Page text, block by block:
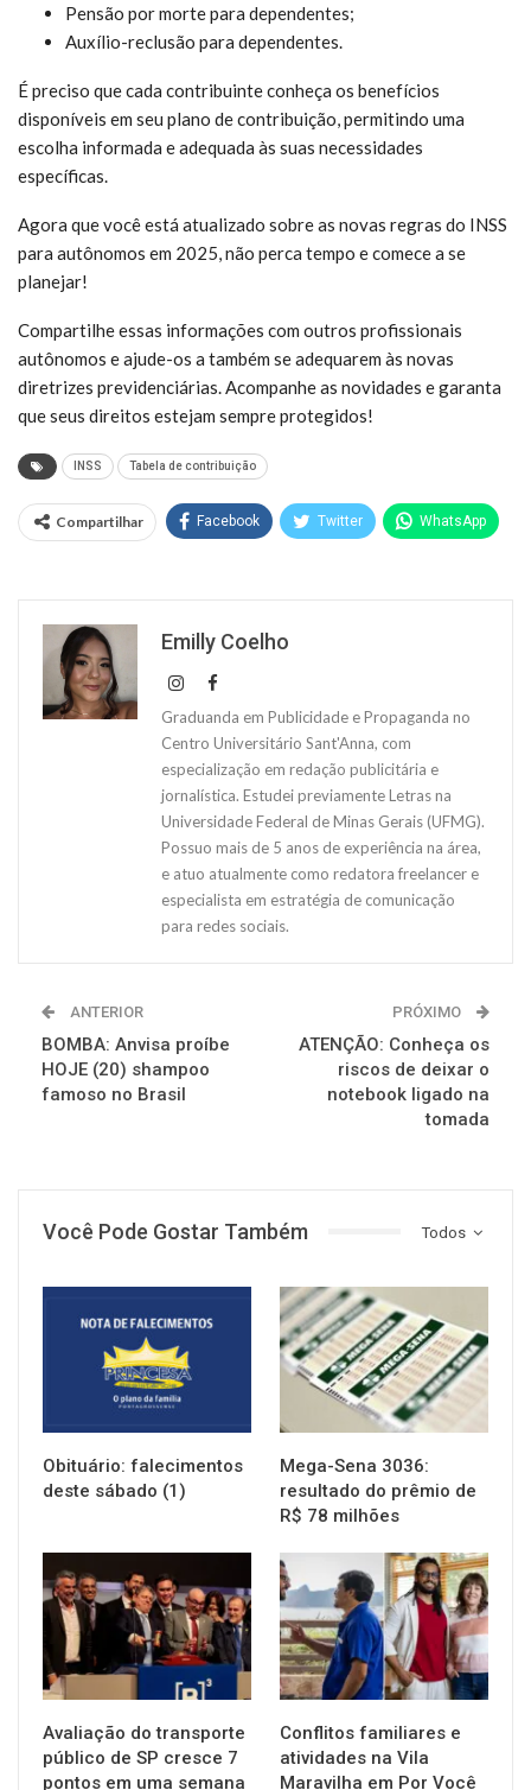
Pensão por morte para dependentes;
Auxílio-reclusão para dependentes.
É preciso que cada contribuinte conheça os benefícios
disponíveis em seu plano de contribuição, permitindo uma
escolha informada e adequada às suas necessidades
específicas.
Agora que você está atualizado sobre as novas regras do INSS
para autônomos em 2025, não perca tempo e comece a se
planejar!
Compartilhe essas informações com outros profissionais
autônomos e ajude-os a também se adequarem às novas
diretrizes previdenciárias. Acompanhe as novidades e garanta
que seus direitos estejam sempre protegidos!
INSS Tabela de contribuição
Compartilhar Facebook Twitter WhatsApp
Emilly Coelho
Graduanda em Publicidade e Propaganda no
Centro Universitário Sant'Anna, com
especialização em redação publicitária e
jornalística. Estudei previamente Letras na
Universidade Federal de Minas Gerais (UFMG).
Possuo mais de 5 anos de experiência na área,
e atuo atualmente como redatora freelancer e
especialista em estratégia de comunicação
para redes sociais.
ANTERIOR
BOMBA: Anvisa proíbe
HOJE (20) shampoo
famoso no Brasil
PRÓXIMO
ATENÇÃO: Conheça os
riscos de deixar o
notebook ligado na
tomada
Todos
Você Pode Gostar Também
Obituário: falecimentos
deste sábado (1)
NOTÍCIAS
Mega-Sena 3036:
resultado do prêmio de
R$ 78 milhões
NOTÍCIAS
Avaliação do transporte
público de SP cresce 7
pontos em uma semana
NOTÍCIAS
Conflitos familiares e
atividades na Vila
Maravilha em Por Você